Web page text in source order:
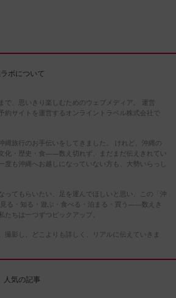
ボについて
で、思いきり楽しむためのウェブメディア。 運営
約サイトを運営するオンライントラベル株式会社で
縄旅行のお手伝いをしてきました。 けれど、沖縄の
・歴史・食――数え切れず、まだまだ伝えきれてい
度も沖縄へお越しになっていない方も、大勢いらっし
ってもらいたい、足を運んでほしいと思い、この「沖
る・知る・遊ぶ・食べる・泊まる・買う――数えき
ちは一つずつピックアップ。
撮影し、どこよりも詳しく、リアルに伝えていきま
人気の記事